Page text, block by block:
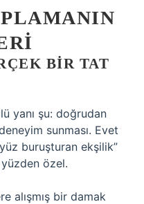
BIR TAT
yanı şu: doğrudan
sunması. Evet
buruşturan ekşilik”
özel.
alışmış bir damak